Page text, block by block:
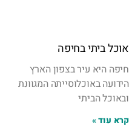
אוכל ביתי בחיפה
חיפה היא עיר בצפון הארץ
הידועה באוכלוסייתה המגוונת
ובאוכל הביתי
קרא עוד »